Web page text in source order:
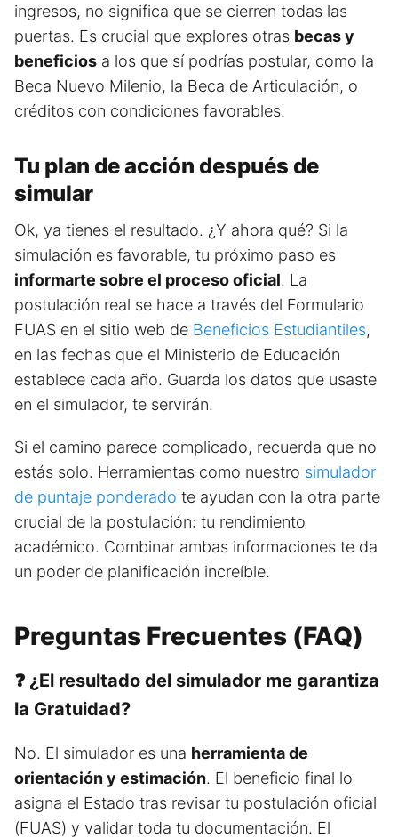
ingresos, no significa que se cierren todas las
puertas. Es crucial que explores otras becas y
beneficios a los que sí podrías postular, como la
Beca Nuevo Milenio, la Beca de Articulación, o
créditos con condiciones favorables.
Tu plan de acción después de
simular
Ok, ya tienes el resultado. ¿Y ahora qué? Si la
simulación es favorable, tu próximo paso es
informarte sobre el proceso oficial. La
postulación real se hace a través del Formulario
FUAS en el sitio web de Beneficios Estudiantiles,
en las fechas que el Ministerio de Educación
establece cada año. Guarda los datos que usaste
en el simulador, te servirán.
Si el camino parece complicado, recuerda que no
estás solo. Herramientas como nuestro simulador
de puntaje ponderado te ayudan con la otra parte
crucial de la postulación: tu rendimiento
académico. Combinar ambas informaciones te da
un poder de planificación increíble.
Preguntas Frecuentes (FAQ)
❓ ¿El resultado del simulador me garantiza
la Gratuidad?
No. El simulador es una herramienta de
orientación y estimación. El beneficio final lo
asigna el Estado tras revisar tu postulación oficial
(FUAS) y validar toda tu documentación. El